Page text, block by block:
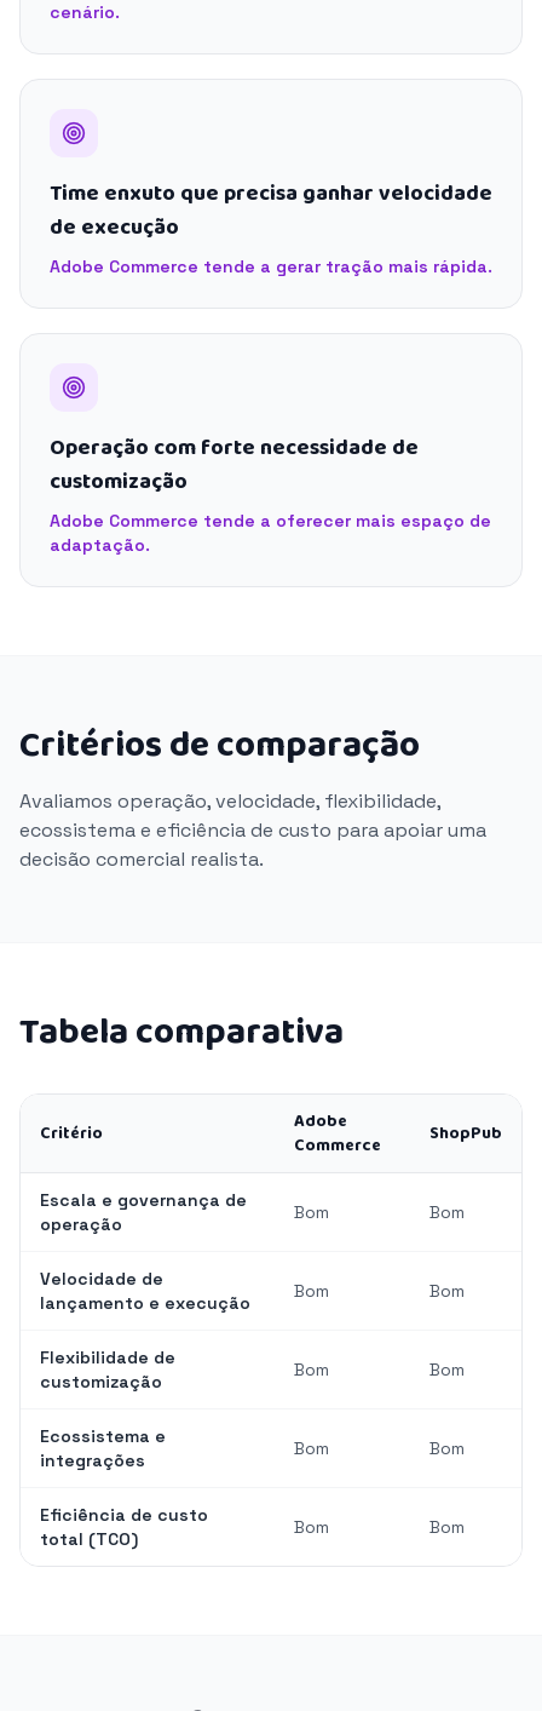
cenário.
Time enxuto que precisa ganhar velocidade
de execução
Adobe Commerce tende a gerar tração mais rápida.
Operação com forte necessidade de
customização
Adobe Commerce tende a oferecer mais espaço de
adaptação.
Critérios de comparação
Avaliamos operação, velocidade, flexibilidade,
ecossistema e eficiência de custo para apoiar uma
decisão comercial realista.
Tabela comparativa
Critério
Adobe
Commerce
ShopPub
Escala e governança de
operação
Bom Bom
Velocidade de
lançamento e execução
Bom Bom
Flexibilidade de
customização
Bom Bom
Ecossistema e
integrações
Bom Bom
Eficiência de custo
total (TCO)
Bom Bom